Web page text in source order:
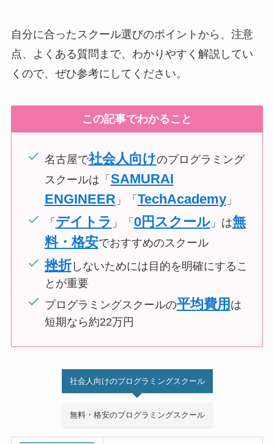
自分に合ったスクール選びのポイントから、注意
点、よくある質問まで、わかりやすく解説してい
くので、ぜひ参考にしてください。
この記事でわかること
名古屋で社会人向けのプログラミング
スクールは「 SAMURAI
ENGINEER 」「 TechAcademy」
「 デイトラ 」「 0円スクール」は無
料・格安でおすすめのスクール
挫折しないためには目的を明確にするこ
とが重要
プログラミングスクールの平均費用 は
短期なら約22万円
社会人向けのプログラミングスクール
無料・格安のプログラミングスクール